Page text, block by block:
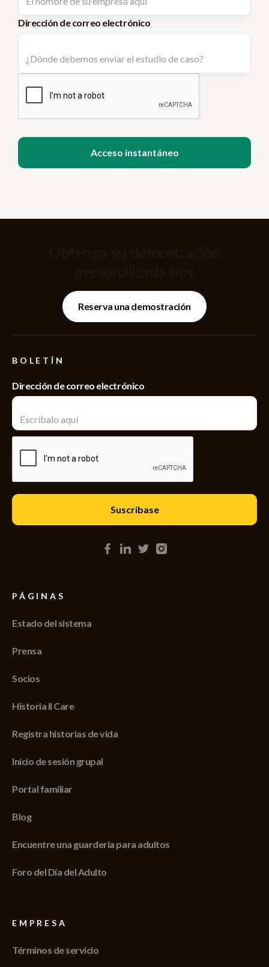
Dirección de correo electrónico
Reserva una demostración
BOLETÍN
Dirección de correo electrónico
PÁGINAS
Estado del sistema
Prensa
Socios
Historia II Care
Registra historias de vida
Inicio de sesión grupal
Portal familiar
Blog
Encuentre una guardería para adultos
Foro del Día del Adulto
EMPRESA
Términos de servicio